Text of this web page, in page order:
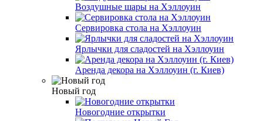
Воздушные шары на Хэллоуин
Сервировка стола на Хэллоуин
Ярлычки для сладостей на Хэллоуин
Аренда декора на Хэллоуин (г. Киев)
Новый год
Новогодние открытки